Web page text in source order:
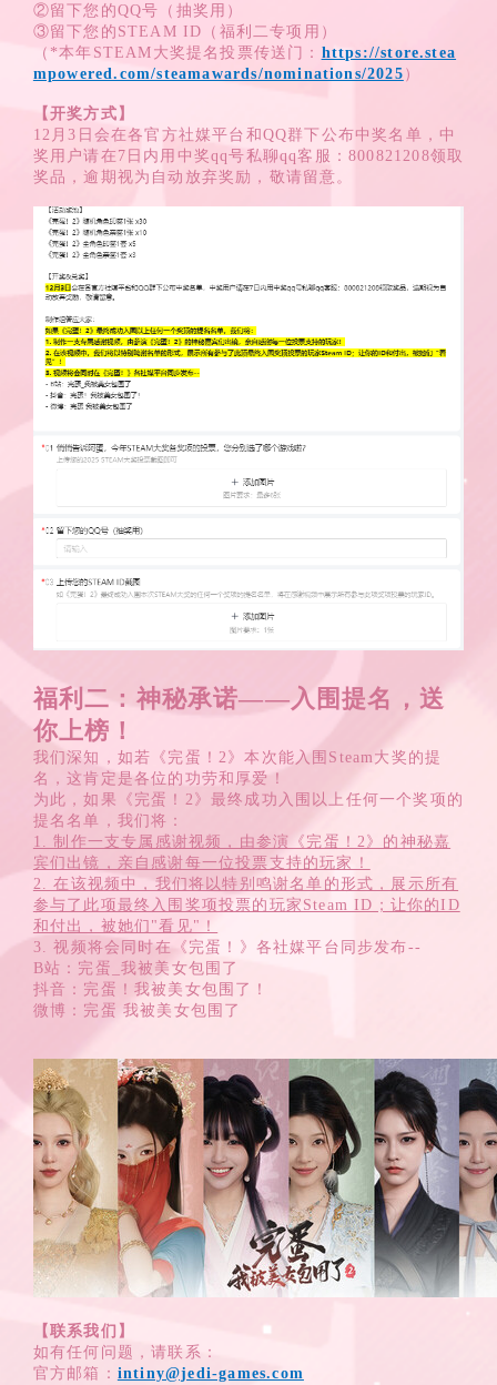
②留下您的QQ号（抽奖用）
③留下您的STEAM ID（福利二专项用）
（*本年STEAM大奖提名投票传送门： https://store.stea
mpowered.com/steamawards/nominations/2025）
【开奖方式】
12月3日会在各官方社媒平台和QQ群下公布中奖名单，中
奖用户请在7日内用中奖qq号私聊qq客服：800821208领取
奖品，逾期视为自动放弃奖励，敬请留意。
福利二：神秘承诺——入围提名，送
你上榜！
我们深知，如若《完蛋！2》本次能入围Steam大奖的提
名，这肯定是各位的功劳和厚爱！
为此，如果《完蛋！2》最终成功入围以上任何一个奖项的
提名名单，我们将：
1. 制作一支专属感谢视频，由参演《完蛋！2》的神秘嘉
宾们出镜，亲自感谢每一位投票支持的玩家！
2. 在该视频中，我们将以特别鸣谢名单的形式，展示所有
参与了此项最终入围奖项投票的玩家Steam ID；让你的ID
和付出，被她们"看见"！
3. 视频将会同时在《完蛋！》各社媒平台同步发布--
B站：完蛋_我被美女包围了
抖音：完蛋！我被美女包围了！
微博：完蛋 我被美女包围了
【联系我们】
如有任何问题，请联系：
官方邮箱： intiny@jedi-games.com